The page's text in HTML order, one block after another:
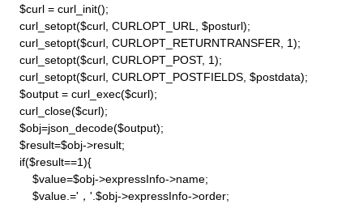
    $curl = curl_init();
    curl_setopt($curl, CURLOPT_URL, $posturl);
    curl_setopt($curl, CURLOPT_RETURNTRANSFER, 1);
    curl_setopt($curl, CURLOPT_POST, 1);
    curl_setopt($curl, CURLOPT_POSTFIELDS, $postdata);
    $output = curl_exec($curl);
    curl_close($curl);
    $obj=json_decode($output);
    $result=$obj->result;
    if($result==1){
        $value=$obj->expressInfo->name;
        $value.='，'.$obj->expressInfo->order;